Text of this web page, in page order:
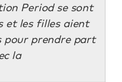
Period se sont
et les filles aient
pour prendre part
la